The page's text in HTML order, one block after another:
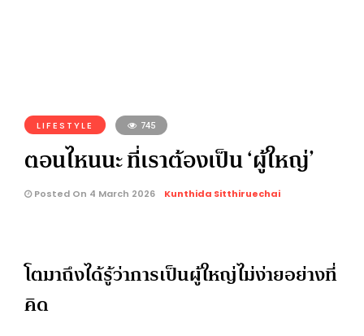
LIFESTYLE 745
ตอนไหนนะ ที่เราต้องเป็น ‘ผู้ใหญ่’
Posted On 4 March 2026 Kunthida Sitthiruechai
โตมาถึงได้รู้ว่าการเป็นผู้ใหญ่ไม่ง่ายอย่างที่
คิด